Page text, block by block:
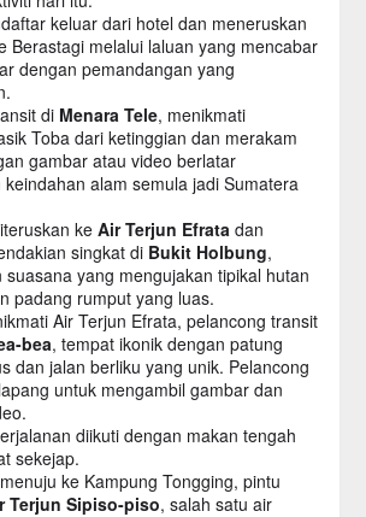
keluar dari hotel dan meneruskan
Berastagi melalui laluan yang mencabar
dengan pemandangan yang
di Menara Tele, menikmati
Toba dari ketinggian dan merakam
gambar atau video berlatar
alam semula jadi Sumatera
ke Air Terjun Efrata dan
singkat di Bukit Holbung,
suasana yang mengujakan tipikal hutan
padang rumput yang luas.
Air Terjun Efrata, pelancong transit
bea, tempat ikonik dengan patung
dan jalan berliku yang unik. Pelancong
untuk mengambil gambar dan
diikuti dengan makan tengah
sekejap.
ke Kampung Tongging, pintu
Terjun Sipiso-piso, salah satu air